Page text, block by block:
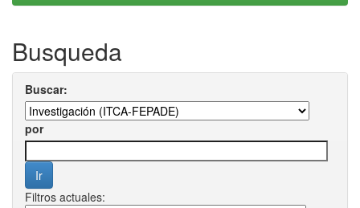
Busqueda
Buscar:
por
Filtros actuales: